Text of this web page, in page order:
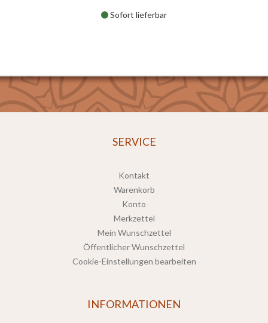
Sofort lieferbar
SERVICE
Kontakt
Warenkorb
Konto
Merkzettel
Mein Wunschzettel
Öffentlicher Wunschzettel
Cookie-Einstellungen bearbeiten
INFORMATIONEN